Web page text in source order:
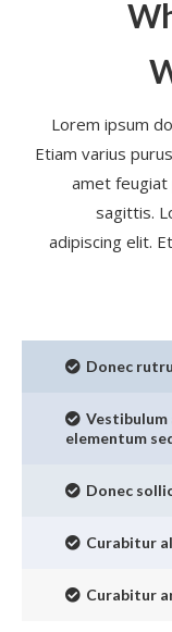
Lorem ipsum
Etiam varius
amet
sagittis.
adipiscing elit.
Donec
Vestibulum
elementum
Donec
Curabitur
Curabitur